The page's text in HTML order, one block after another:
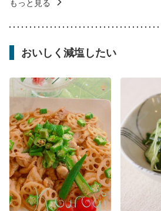
もっと見る
おいしく減塩したい